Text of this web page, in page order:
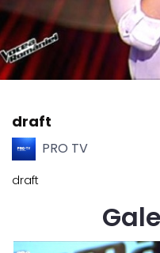
draft
PRO TV
draft